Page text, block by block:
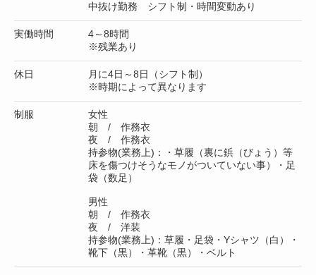
中抜け勤務 シフト制・時間変動あり
実働時間
4～8時間
※残業あり
休日
月に4日～8日（シフト制）
※時期によって異なります
制服
女性
朝 / 作務衣
夜 / 作務衣
持参物(業務上)：・草履（裏に鋲（びょう）等
床を傷つけそうなモノがついていない事）・足
袋（数足）
男性
朝 / 作務衣
夜 / 洋装
持参物(業務上)：草履・足袋・Yシャツ（白）・
靴下（黒）・革靴（黒）・ベルト